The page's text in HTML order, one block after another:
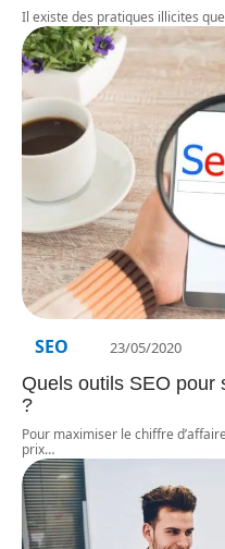
Il existe des pratiques illicites
SEO 23/05/2020
Quels outils SEO pour
?
Pour maximiser le chiffre
prix…